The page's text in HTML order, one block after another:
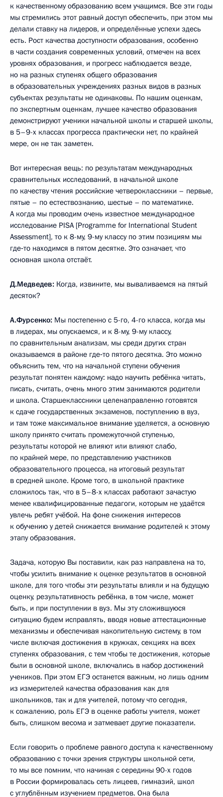
к качественному образованию всем учащимся. Все эти годы
мы стремились этот равный доступ обеспечить, при этом мы
делали ставку на лидеров, и определённые успехи здесь
есть. Рост качества доступности образования, особенно
в части создания современных условий, отмечен на всех
уровнях образования, и прогресс наблюдается везде,
но на разных ступенях общего образования
в образовательных учреждениях разных видов в разных
субъектах результаты не одинаковы. По нашим оценкам,
по экспертным оценкам, лучшее качество образования
демонстрируют ученики начальной школы и старшей школы,
в 5–9-х классах прогресса практически нет, по крайней
мере, он не так заметен.
Вот интересная вещь: по результатам международных
сравнительных исследований, в начальной школе
по качеству чтения российские четвероклассники – первые,
пятые – по естествознанию, шестые – по математике.
А когда мы проводим очень известное международное
исследование PISA [Programme for International Student
Assessment], то к 8-му, 9-му классу по этим позициям мы
где‑то находимся в пятом десятке. Это означает, что
основная школа отстаёт.
Д.Медведев: Когда, извините, мы вываливаемся на пятый
десяток?
А.Фурсенко: Мы постепенно с 5-го, 4-го класса, когда мы
в лидерах, мы опускаемся, и к 8-му, 9-му классу,
по сравнительным анализам, мы среди других стран
оказываемся в районе где‑то пятого десятка. Это можно
объяснить тем, что на начальной ступени обучения
результат понятен каждому: надо научить ребёнка читать,
писать, считать, очень много этим занимаются родители
и школа. Старшеклассники целенаправленно готовятся
к сдаче государственных экзаменов, поступлению в вуз,
и там тоже максимальное внимание уделяется, а основную
школу принято считать промежуточной ступенью,
результаты которой не влияют или влияют слабо,
по крайней мере, по представлению участников
образовательного процесса, на итоговый результат
в средней школе. Кроме того, в школьной практике
сложилось так, что в 5–8-х классах работают зачастую
менее квалифицированные педагоги, которым не удаётся
увлечь ребят учёбой. На фоне снижения интересов
к обучению у детей снижается внимание родителей к этому
этапу образования.
Задача, которую Вы поставили, как раз направлена на то,
чтобы усилить внимание к оценке результатов в основной
школе, для того чтобы эти результаты влияли и на будущую
оценку, результативность ребёнка, в том числе, может
быть, и при поступлении в вуз. Мы эту сложившуюся
ситуацию будем исправлять, вводя новые аттестационные
механизмы и обеспечивая накопительную систему, в том
числе включая достижения в кружках, секциях на всех
ступенях образования, с тем чтобы те достижения, которые
были в основной школе, включались в набор достижений
учеников. При этом ЕГЭ останется важным, но лишь одним
из измерителей качества образования как для
школьников, так и для учителей, потому что сегодня,
к сожалению, роль ЕГЭ в оценке работы учителя, может
быть, слишком весома и затмевает другие показатели.
Если говорить о проблеме равного доступа к качественному
образованию с точки зрения структуры школьной сети,
то мы все помним, что начиная с середины 90-х годов
в России формировалась сеть лицеев, гимназий, школ
с углублённым изучением предметов. Она была